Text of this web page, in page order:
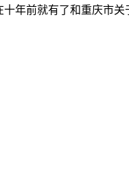
年前就有了和重庆市